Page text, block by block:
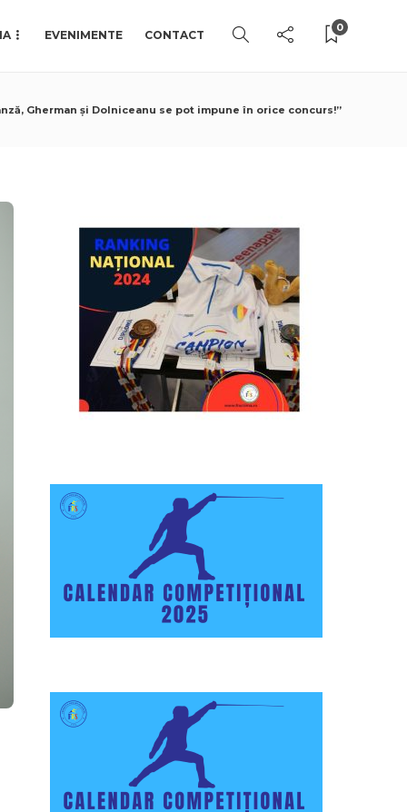
EVENIMENTE CONTACT
0
Gherman și Dolniceanu se pot impune în orice concurs!”